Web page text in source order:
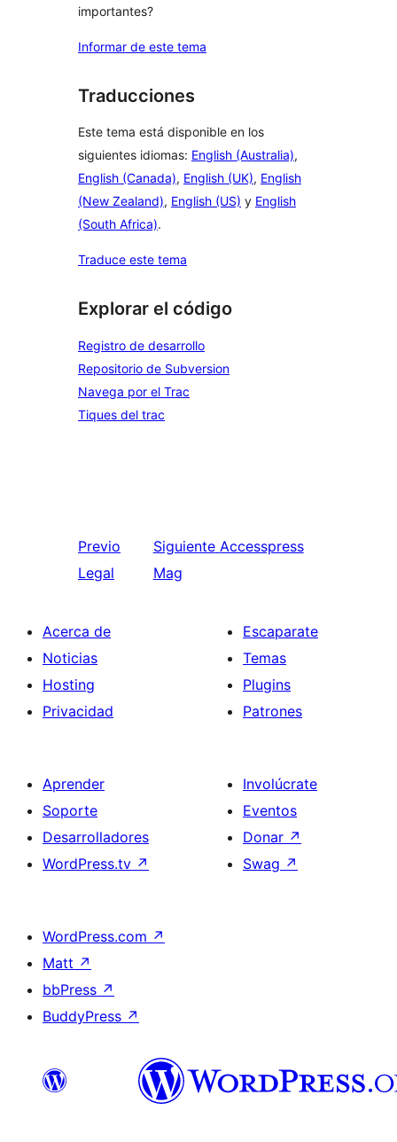
importantes?
Informar de este tema
Traducciones
Este tema está disponible en los
siguientes idiomas: English (Australia),
English (Canada), English (UK), English
(New Zealand), English (US) y English
(South Africa).
Traduce este tema
Explorar el código
Registro de desarrollo
Repositorio de Subversion
Navega por el Trac
Tiques del trac
Previo
Legal
Siguiente Accesspress
Mag
Acerca de
Noticias
Hosting
Privacidad
Escaparate
Temas
Plugins
Patrones
Aprender
Soporte
Desarrolladores
WordPress.tv ↗
Involúcrate
Eventos
Donar ↗
Swag ↗
WordPress.com ↗
Matt ↗
bbPress ↗
BuddyPress ↗